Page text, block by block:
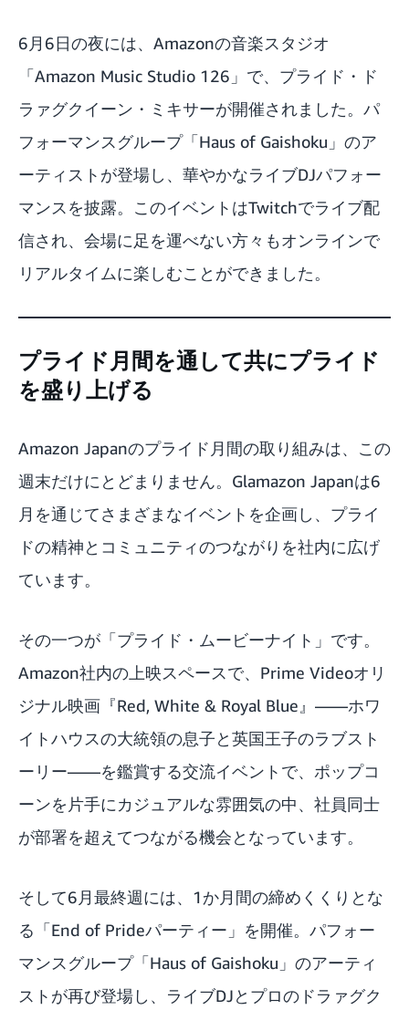
6月6日の夜には、Amazonの音楽スタジオ
「Amazon Music Studio 126」で、プライド・ド
ラァグクイーン・ミキサーが開催されました。パ
フォーマンスグループ「Haus of Gaishoku」のア
ーティストが登場し、華やかなライブDJパフォー
マンスを披露。このイベントはTwitchでライブ配
信され、会場に足を運べない方々もオンラインで
リアルタイムに楽しむことができました。
プライド月間を通して共にプライド
を盛り上げる
Amazon Japanのプライド月間の取り組みは、この
週末だけにとどまりません。Glamazon Japanは6
月を通じてさまざまなイベントを企画し、プライ
ドの精神とコミュニティのつながりを社内に広げ
ています。
その一つが「プライド・ムービーナイト」です。
Amazon社内の上映スペースで、Prime Videoオリ
ジナル映画『Red, White & Royal Blue』——ホワ
イトハウスの大統領の息子と英国王子のラブスト
ーリー——を鑑賞する交流イベントで、ポップコ
ーンを片手にカジュアルな雰囲気の中、社員同士
が部署を超えてつながる機会となっています。
そして6月最終週には、1か月間の締めくくりとな
る「End of Prideパーティー」を開催。パフォー
マンスグループ「Haus of Gaishoku」のアーティ
ストが再び登場し、ライブDJとプロのドラァグク